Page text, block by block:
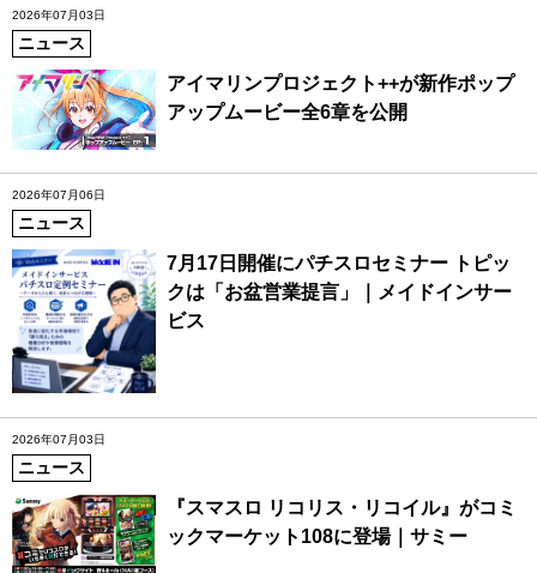
2026年07月03日
ニュース
アイマリンプロジェクト++が新作ポップ
アップムービー全6章を公開
2026年07月06日
ニュース
7月17日開催にパチスロセミナー トピッ
クは「お盆営業提言」｜メイドインサー
ビス
2026年07月03日
ニュース
『スマスロ リコリス・リコイル』がコミ
ックマーケット108に登場｜サミー